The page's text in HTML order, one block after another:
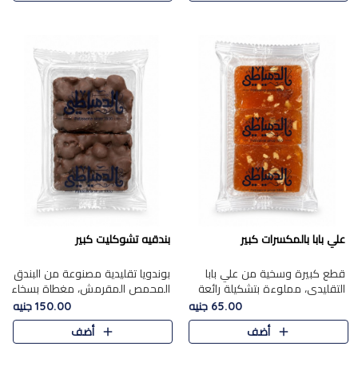
علي بابا بالمكسرات كبير
قطع كبيرة وسخية من علي بابا
التقليدي، مملوءة بتشكيلة رائعة
من المكسرات المحمصة المحمرة.
65.00 جنيه
أضف
بندقيه تشوكليت كبير
بوندويا تقليدية مصنوعة من البندق
المحمص المقرمش، مغطاة بسخاء
بشوكولاتة فاخرة غنية لتحقيق
التوازن المثالي بين قوام القرمشة
ونكهة الشوكولاتة ا..
150.00 جنيه
أضف